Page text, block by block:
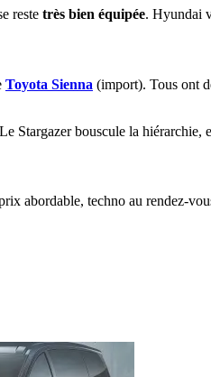
reste très bien équipée. Hyundai
Toyota Sienna (import). Tous ont
Stargazer bouscule la hiérarchie,
abordable, techno au rendez-